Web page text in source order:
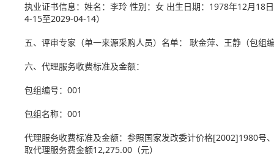
执业证书信息：姓名：李玲 性别：女 出生日期：1978年12月18
4-15至2029-04-14）
五、评审专家（单一来源采购人员）名单： 耿金萍、王静（包组
六、代理服务收费标准及金额：
包组编号：001
包组名称：001
代理服务收费标准及金额：参照国家发改委计价格[2002]1980
取代理服务费金额12,275.00（元）